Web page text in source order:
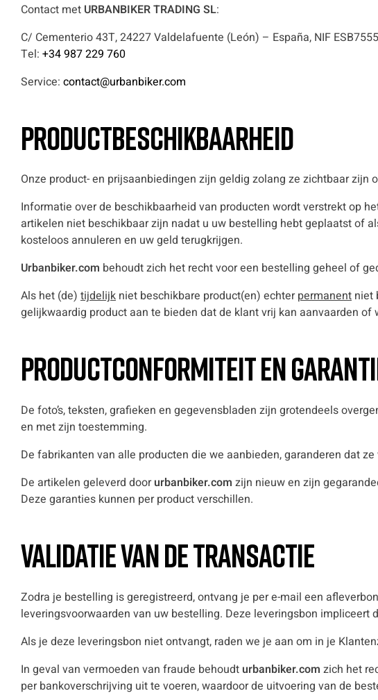
Contact met URBANBIKER TRADING SL:
C/ Cementerio 43T, 24227 Valdelafuente (León) – España, NIF
Tel: +34 987 229 760
Service: contact@urbanbiker.com
Productbeschikbaarheid
Onze product- en prijsaanbiedingen zijn geldig zolang ze zichtbaar zijn
Informatie over de beschikbaarheid van producten wordt verstrekt op
artikelen niet beschikbaar zijn nadat u uw bestelling hebt geplaatst of
kosteloos annuleren en uw geld terugkrijgen.
Urbanbiker.com behoudt zich het recht voor een bestelling geheel of
Als het (de) tijdelijk niet beschikbare product(en) echterpermanent niet
gelijkwaardig product aan te bieden dat de klant vrij kan aanvaarden of
Productconformiteit en
De foto’s, teksten, grafieken en gegevensbladen zijn grotendeels
en met zijn toestemming.
De fabrikanten van alle producten die we aanbieden, garanderen dat
De artikelen geleverd doorurbanbiker.com zijn nieuw en zijn
Deze garanties kunnen per product verschillen.
Validatie van de transactie
Zodra je bestelling is geregistreerd, ontvang je per e-mail een
leveringsvoorwaarden van uw bestelling. Deze leveringsbon impliceert
Als je deze leveringsbon niet ontvangt, raden we je aan om in je
In geval van vermoeden van fraude behoudt urbanbiker.com zich het
per bankoverschrijving uit te voeren, waardoor de uitvoering van de